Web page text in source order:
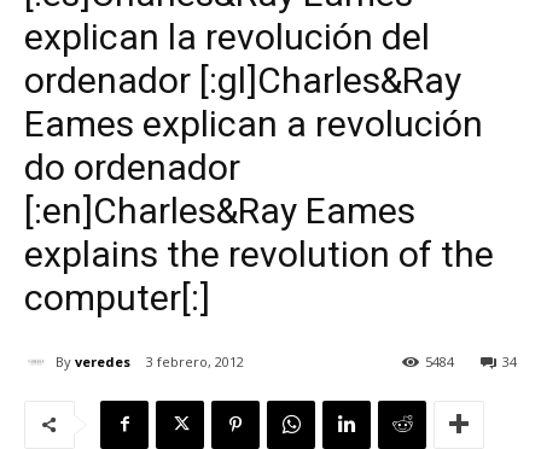
explican la revolución del
ordenador [:gl]Charles&Ray
Eames explican a revolución
do ordenador
[:en]Charles&Ray Eames
explains the revolution of the
computer[:]
By veredes 3 febrero, 2012 34
5484